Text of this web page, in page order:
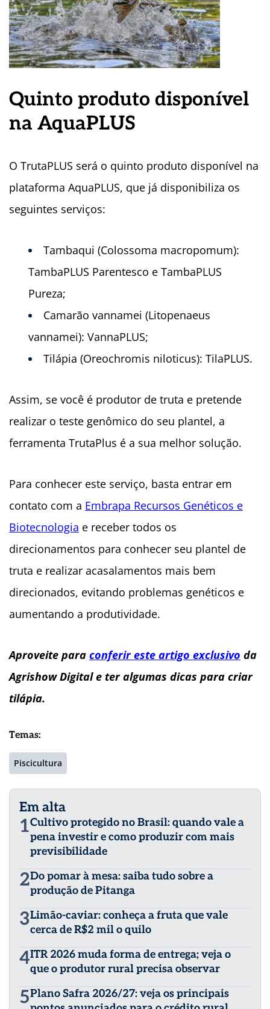
Quinto produto disponível
na AquaPLUS
O TrutaPLUS será o quinto produto disponível na
plataforma AquaPLUS, que já disponibiliza os
seguintes serviços:
Tambaqui (Colossoma macropomum):
TambaPLUS Parentesco e TambaPLUS
Pureza;
Camarão vannamei (Litopenaeus
vannamei): VannaPLUS;
Tilápia (Oreochromis niloticus): TilaPLUS.
Assim, se você é produtor de truta e pretende
realizar o teste genômico do seu plantel, a
ferramenta TrutaPlus é a sua melhor solução.
Para conhecer este serviço, basta entrar em
contato com a Embrapa Recursos Genéticos e
Biotecnologia e receber todos os
direcionamentos para conhecer seu plantel de
truta e realizar acasalamentos mais bem
direcionados, evitando problemas genéticos e
aumentando a produtividade.
Aproveite para conferir este artigo exclusivo da
Agrishow Digital e ter algumas dicas para criar
tilápia.
Temas:
Piscicultura
Em alta
1Cultivo protegido no Brasil: quando vale a
pena investir e como produzir com mais
previsibilidade
2Do pomar à mesa: saiba tudo sobre a
produção de Pitanga
3Limão-caviar: conheça a fruta que vale
cerca de R$2 mil o quilo
4ITR 2026 muda forma de entrega; veja o
que o produtor rural precisa observar
5Plano Safra 2026/27: veja os principais